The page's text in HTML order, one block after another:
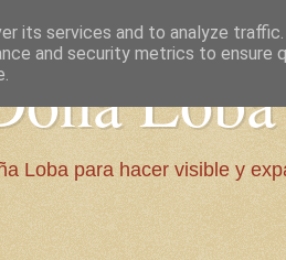
Loba
Loba para hacer visible y
its services and to analyze
and security metrics to ensure